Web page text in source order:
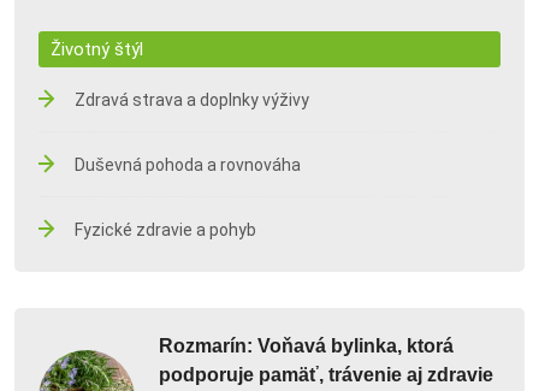
Životný štýl
Zdravá strava a doplnky výživy
Duševná pohoda a rovnováha
Fyzické zdravie a pohyb
Rozmarín: Voňavá bylinka, ktorá
podporuje pamäť, trávenie aj zdravie